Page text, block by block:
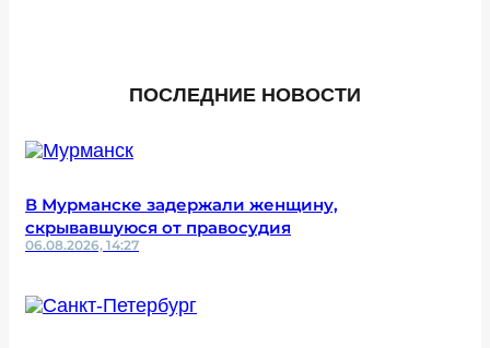
ПОСЛЕДНИЕ НОВОСТИ
В Мурманске задержали женщину,
скрывавшуюся от правосудия
06.08.2026, 14:27